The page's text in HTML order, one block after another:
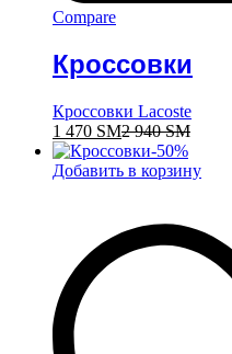
Compare
Кроссовки
Кроссовки Lacoste
1 470 ЅМ2 940ЅМ
-50%
Добавить в корзину